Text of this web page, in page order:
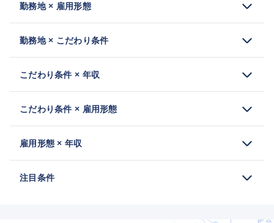
勤務地 × 雇用形態
勤務地 × こだわり条件
こだわり条件 × 年収
こだわり条件 × 雇用形態
雇用形態 × 年収
注目条件